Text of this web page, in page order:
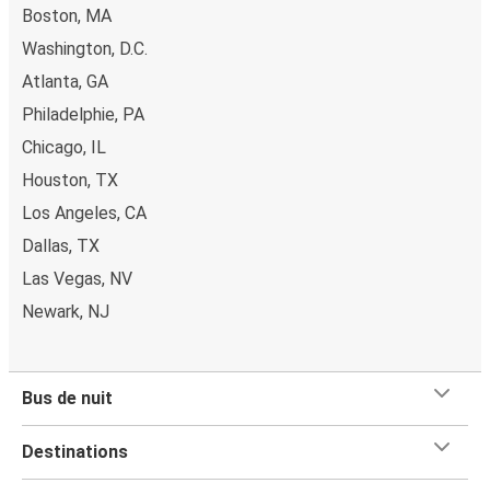
Boston, MA
Washington, D.C.
Atlanta, GA
Philadelphie, PA
Chicago, IL
Houston, TX
Los Angeles, CA
Dallas, TX
Las Vegas, NV
Newark, NJ
Bus de nuit
Destinations